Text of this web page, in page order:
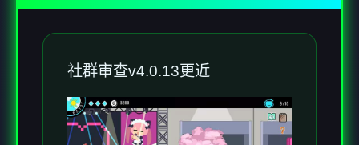
社群审查v4.0.13更近